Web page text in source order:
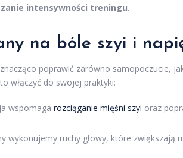
intensywności treningu.
na bóle szyi i
poprawić zarówno samopoczucie,
włączyć do swojej praktyki:
wspomaga rozciąganie mięśni szyi oraz
wykonujemy ruchy głowy, które zwiększają